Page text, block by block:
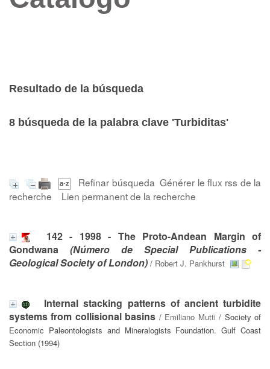
Resultado de la búsqueda
8 búsqueda de la palabra clave 'Turbiditas'
Refinar búsqueda Générer le flux rss de la
recherche
Lien permanent de la recherche
142 - 1998 - The Proto-Andean Margin of
Gondwana (Número de Special Publications -
Geological Society of London) / Robert J. Pankhurst
Internal stacking patterns of ancient turbidite
systems from collisional basins / Emiliano Mutti / Society of
Economic Paleontologists and Mineralogists Foundation. Gulf Coast
Section (1994)